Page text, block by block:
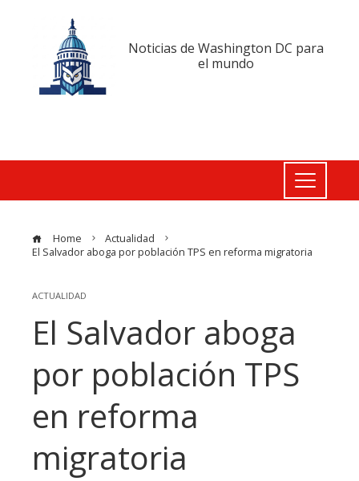
Noticias de Washington DC para
el mundo
Home
Actualidad
El Salvador aboga por población TPS en reforma migratoria
ACTUALIDAD
El Salvador aboga
por población TPS
en reforma
migratoria